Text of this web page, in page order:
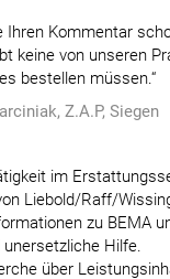
Ihren Kommentar
keine von unseren
bestellen müssen.“
Z.A.P, Siegen
im
Liebold/Raff/
zu BEMA
Hilfe.
über